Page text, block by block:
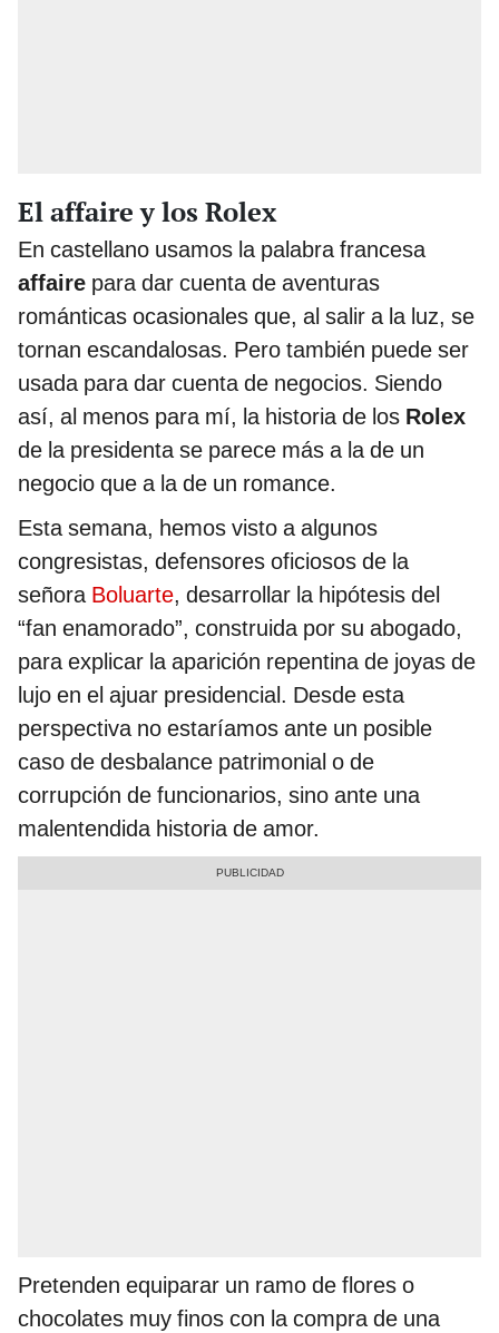
El affaire y los Rolex
En castellano usamos la palabra francesa
affaire para dar cuenta de aventuras
románticas ocasionales que, al salir a la luz, se
tornan escandalosas. Pero también puede ser
usada para dar cuenta de negocios. Siendo
así, al menos para mí, la historia de los Rolex
de la presidenta se parece más a la de un
negocio que a la de un romance.
Esta semana, hemos visto a algunos
congresistas, defensores oficiosos de la
señora Boluarte, desarrollar la hipótesis del
“fan enamorado”, construida por su abogado,
para explicar la aparición repentina de joyas de
lujo en el ajuar presidencial. Desde esta
perspectiva no estaríamos ante un posible
caso de desbalance patrimonial o de
corrupción de funcionarios, sino ante una
malentendida historia de amor.
Pretenden equiparar un ramo de flores o
chocolates muy finos con la compra de una